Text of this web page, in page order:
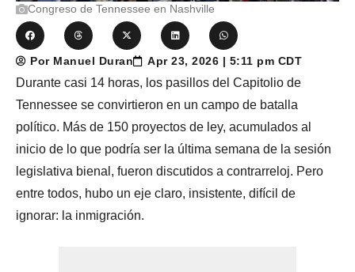
Congreso de Tennessee en Nashville
Por Manuel Duran Apr 23, 2026 | 5:11 pm CDT
Durante casi 14 horas, los pasillos del Capitolio de
Tennessee se convirtieron en un campo de batalla
político. Más de 150 proyectos de ley, acumulados al
inicio de lo que podría ser la última semana de la sesión
legislativa bienal, fueron discutidos a contrarreloj. Pero
entre todos, hubo un eje claro, insistente, difícil de
ignorar: la inmigración.